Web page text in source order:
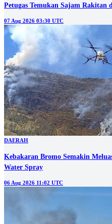
Petugas Temukan Sajam
07 Aug 2026 03:30 UTC
DAERAH
Kebakaran Bromo Semakin
Water Spray
06 Aug 2026 11:02 UTC